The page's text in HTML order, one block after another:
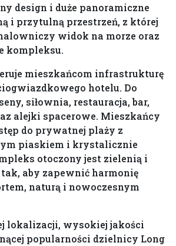
design i duże panoramiczne
i przytulną przestrzeń, z której
widok na morze oraz
kompleksu.
mieszkańcom infrastrukturę
hotelu. Do
siłownia, restauracja, bar,
alejki spacerowe. Mieszkańcy
do prywatnej plaży z
piaskiem i krystalicznie
otoczony jest zielenią i
aby zapewnić harmonię
naturą i nowoczesnym
lokalizacji, wysokiej jakości
popularności dzielnicy Long